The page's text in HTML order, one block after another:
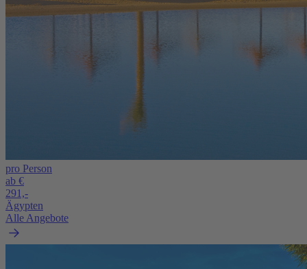
pro Person
ab €
291,-
Ägypten
Alle Angebote